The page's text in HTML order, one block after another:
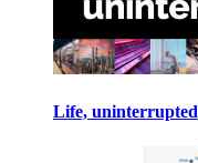
Life, uninterrupted